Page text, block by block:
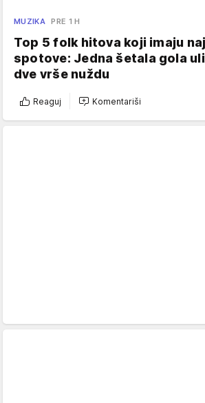
MUZIKA PRE 1 H
Top 5 folk hitova koji imaju
spotove: Jedna šetala gola
dve vrše nuždu
Reaguj Komentariši